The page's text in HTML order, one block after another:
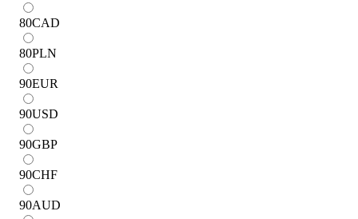
80CAD
80PLN
90EUR
90USD
90GBP
90CHF
90AUD